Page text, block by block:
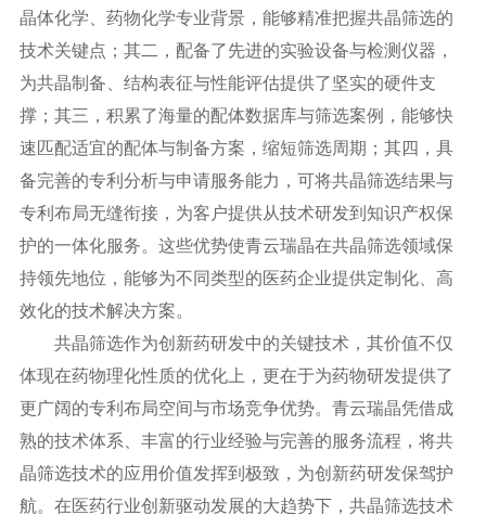
晶体化学、药物化学专业背景，能够精准把握共晶筛选的
技术关键点；其二，配备了先进的实验设备与检测仪器，
为共晶制备、结构表征与性能评估提供了坚实的硬件支
撑；其三，积累了海量的配体数据库与筛选案例，能够快
速匹配适宜的配体与制备方案，缩短筛选周期；其四，具
备完善的专利分析与申请服务能力，可将共晶筛选结果与
专利布局无缝衔接，为客户提供从技术研发到知识产权保
护的一体化服务。这些优势使青云瑞晶在共晶筛选领域保
持领先地位，能够为不同类型的医药企业提供定制化、高
效化的技术解决方案。
共晶筛选作为创新药研发中的关键技术，其价值不仅
体现在药物理化性质的优化上，更在于为药物研发提供了
更广阔的专利布局空间与市场竞争优势。青云瑞晶凭借成
熟的技术体系、丰富的行业经验与完善的服务流程，将共
晶筛选技术的应用价值发挥到极致，为创新药研发保驾护
航。在医药行业创新驱动发展的大趋势下，共晶筛选技术